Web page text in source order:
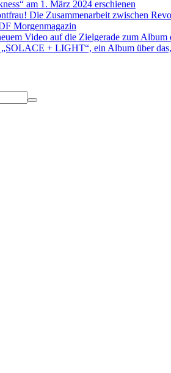
am 1. März 2024 erschienen
Die Zusammenarbeit zwischen
Morgenmagazin
Video auf die Zielgerade zum Album
+ LIGHT“, ein Album über